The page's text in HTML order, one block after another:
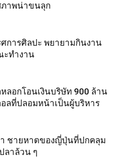
าพน่าขนลุก
การศิลปะ พยายามกินงาน
ทำงาน
ลอกโอนเงินบริษัท 900 ล้าน
ลที่ปลอมหน้าเป็นผู้บริหาร
ชายหาดของญี่ปุ่นที่ปกคลุม
ลาล้วน ๆ